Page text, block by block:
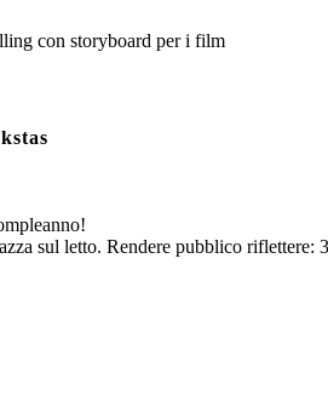
con storyboard per i film
sul letto. Rendere pubblico riflettere: